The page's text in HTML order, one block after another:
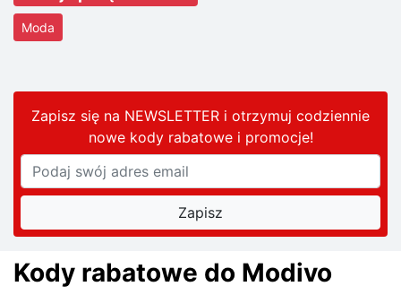
Moda
Zapisz się na NEWSLETTER i otrzymuj codziennie
nowe kody rabatowei promocje!
Kody rabatowe do Modivo